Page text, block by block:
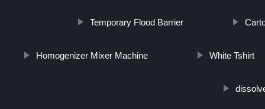
Temporary Flood Barrier
Homogenizer Mixer Machine White Tshirt